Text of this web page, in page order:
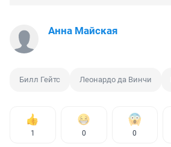
Анна Майская
Билл Гейтс Леонардо да Винчи
1 0 0